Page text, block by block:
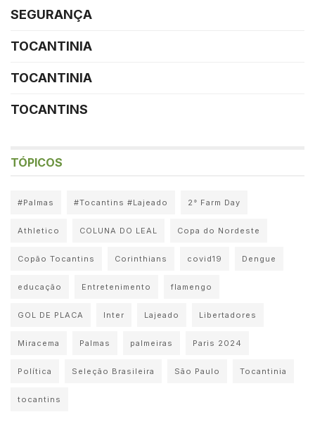
SEGURANÇA
TOCANTINIA
TOCANTINIA
TOCANTINS
TÓPICOS
#Palmas #Tocantins #Lajeado 2° Farm Day
Athletico COLUNA DO LEAL Copa do Nordeste
Copão Tocantins Corinthians covid19 Dengue
educação Entretenimento flamengo
GOL DE PLACA Inter Lajeado Libertadores
Miracema Palmas palmeiras Paris 2024
Política Seleção Brasileira São Paulo Tocantinia
tocantins